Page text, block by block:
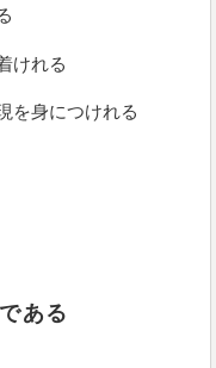
けれる
を身につけれる
ある